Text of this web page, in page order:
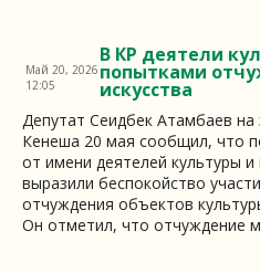
В КР деятели
попытками
искусства
Май 20, 2026
12:05
Депутат Сеидбек Атамбаев на
Кенеша 20 мая сообщил, что
от имени деятелей культуры и
выразили беспокойство
отчуждения объектов
Он отметил, что отчуждение